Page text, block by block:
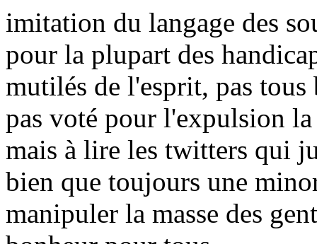
imitation du langage des
pour la plupart des
mutilés de l'esprit, pas tous
pas voté pour l'expulsion
mais à lire les twitters qui
bien que toujours une
manipuler la masse des